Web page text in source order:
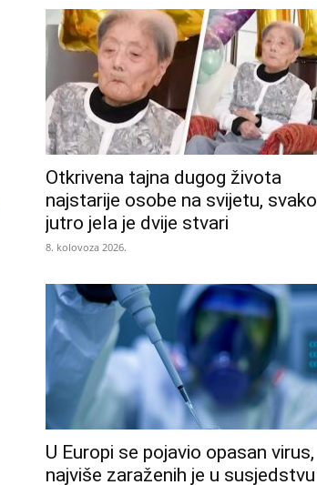
Otkrivena tajna dugog života
najstarije osobe na svijetu, svako
jutro jela je dvije stvari
8. kolovoza 2026.
U Europi se pojavio opasan virus,
najviše zaraženih je u susjedstvu